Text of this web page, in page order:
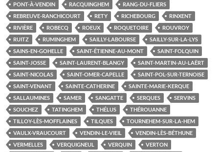
PONT-À-VENDIN
RACQUINGHEM
RANG-DU-FLIERS
REBREUVE-RANCHICOURT
RETY RICHEBOURG
RINXENT
RIVIÈRE
ROBECQ ROEUX ROQUETOIRE
ROUVROY
RUITZ
RUMINGHEM SAILLY-LABOURSE
SAILLY-SUR-LA-LYS
SAINS-EN-GOHELLE
SAINT-ÉTIENNE-AU-MONT
SAINT-FOLQUIN
SAINT-JOSSE
SAINT-LAURENT-BLANGY
SAINT-MARTIN-AU-LAËRT
SAINT-NICOLAS
SAINT-OMER-CAPELLE
SAINT-POL-SUR-TERNOISE
SAINT-VENANT
SAINTE-CATHERINE
SAINTE-MARIE-KERQUE
SALLAUMINES
SAMER SANGATTE SERQUES
SERVINS
SOUCHEZ
TATINGHEM THÉLUS
THÉROUANNE
TILLOY-LÈS-MOFFLAINES
TILQUES
TOURNEHEM-SUR-LA-HEM
VAULX-VRAUCOURT
VENDIN-LE-VIEIL
VENDIN-LÈS-BÉTHUNE
VERMELLES
VERQUIGNEUL VERQUIN
VERTON